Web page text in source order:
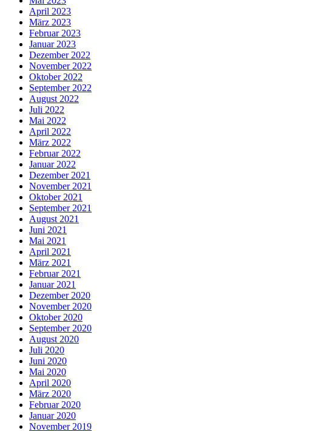
April 2023
März 2023
Februar 2023
Januar 2023
Dezember 2022
November 2022
Oktober 2022
September 2022
August 2022
Juli 2022
Mai 2022
April 2022
März 2022
Februar 2022
Januar 2022
Dezember 2021
November 2021
Oktober 2021
September 2021
August 2021
Juni 2021
Mai 2021
April 2021
März 2021
Februar 2021
Januar 2021
Dezember 2020
November 2020
Oktober 2020
September 2020
August 2020
Juli 2020
Juni 2020
Mai 2020
April 2020
März 2020
Februar 2020
Januar 2020
November 2019